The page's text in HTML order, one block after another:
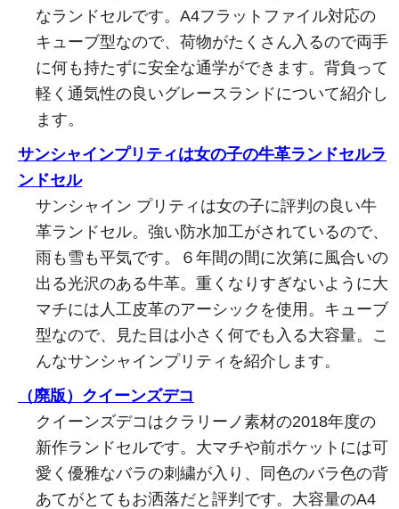
なランドセルです。A4フラットファイル対応の
キューブ型なので、荷物がたくさん入るので両手
に何も持たずに安全な通学ができます。背負って
軽く通気性の良いグレースランドについて紹介し
ます。
サンシャインプリティは女の子の牛革ランドセルラ
ンドセル
サンシャイン プリティは女の子に評判の良い牛
革ランドセル。強い防水加工がされているので、
雨も雪も平気です。６年間の間に次第に風合いの
出る光沢のある牛革。重くなりすぎないように大
マチには人工皮革のアーシックを使用。キューブ
型なので、見た目は小さく何でも入る大容量。こ
んなサンシャインプリティを紹介します。
（廃版）クイーンズデコ
クイーンズデコはクラリーノ素材の2018年度の
新作ランドセルです。大マチや前ポケットには可
愛く優雅なバラの刺繍が入り、同色のバラ色の背
あてがとてもお洒落だと評判です。大容量のA4